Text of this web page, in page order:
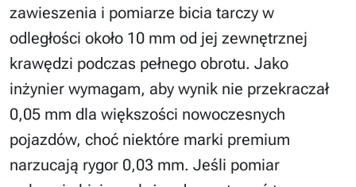
zawieszenia i pomiarze bicia tarczy w
odległości około 10 mm od jej zewnętrznej
krawędzi podczas pełnego obrotu. Jako
inżynier wymagam, aby wynik nie przekraczał
0,05 mm dla większości nowoczesnych
pojazdów, choć niektóre marki premium
narzucają rygor 0,03 mm. Jeśli pomiar